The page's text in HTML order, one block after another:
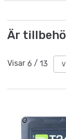
Är
Visar 6 / 13